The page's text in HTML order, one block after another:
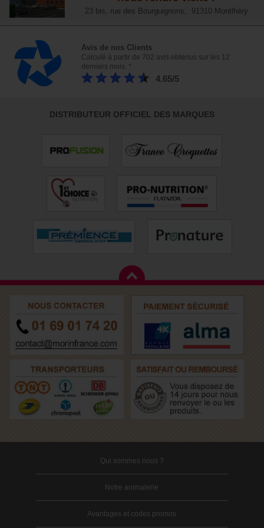
23 bis, rue des Bourguignons, 91310 Montlhéry
Avis de nos Clients
Calculé à partir de 702 avis obtenus sur les 12
derniers mois. *
4.65/5
DISTRIBUTEUR OFFICIEL DES MARQUES
Qui sommes nous ?
Notre animalerie
Avantages et codes promos